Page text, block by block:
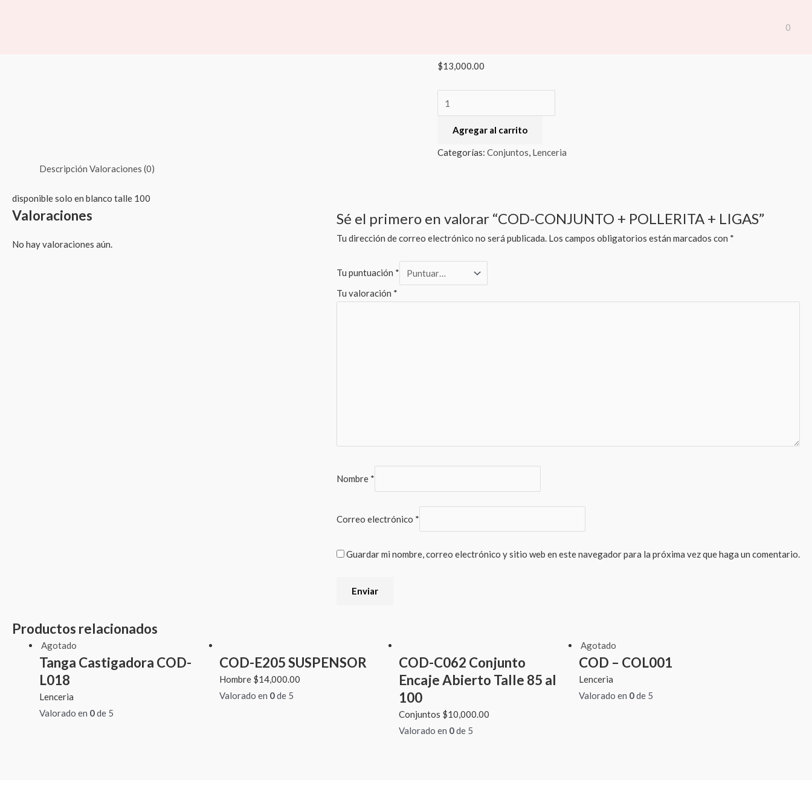
0
$13,000.00
+
LIGAS
cantidad
Agregar al carrito
Categorías:Conjuntos, Lenceria
Descripción Valoraciones (0)
disponible solo en blanco talle 100
Valoraciones
No hay valoraciones aún.
Sé el primero en valorar “COD-CONJUNTO + POLLERITA + LIGAS”
Tu dirección de correo electrónico no será publicada. Los campos obligatorios están marcados con *
Tu puntuación *
Tu valoración *
Nombre *
Correo electrónico *
Guardar mi nombre, correo electrónico y sitio web en este navegador para la próxima vez que haga un comentario.
Productos relacionados
Agotado
Tanga Castigadora COD-
L018
Lenceria
Valorado en 0de 5
COD-E205 SUSPENSOR
Hombre $14,000.00
Valorado en 0de 5
COD-C062 Conjunto
Encaje Abierto Talle 85 al
100
Conjuntos $10,000.00
Valorado en 0de 5
Agotado
COD – COL001
Lenceria
Valorado en 0de 5